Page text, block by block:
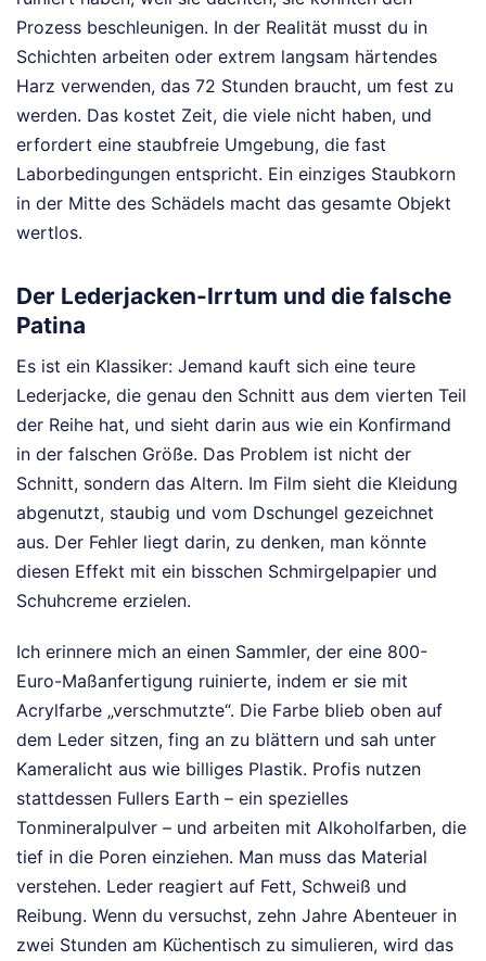
Prozess beschleunigen. In der Realität musst du in
Schichten arbeiten oder extrem langsam härtendes
Harz verwenden, das 72 Stunden braucht, um fest zu
werden. Das kostet Zeit, die viele nicht haben, und
erfordert eine staubfreie Umgebung, die fast
Laborbedingungen entspricht. Ein einziges Staubkorn
in der Mitte des Schädels macht das gesamte Objekt
wertlos.
Der Lederjacken-Irrtum und die falsche
Patina
Es ist ein Klassiker: Jemand kauft sich eine teure
Lederjacke, die genau den Schnitt aus dem vierten Teil
der Reihe hat, und sieht darin aus wie ein Konfirmand
in der falschen Größe. Das Problem ist nicht der
Schnitt, sondern das Altern. Im Film sieht die Kleidung
abgenutzt, staubig und vom Dschungel gezeichnet
aus. Der Fehler liegt darin, zu denken, man könnte
diesen Effekt mit ein bisschen Schmirgelpapier und
Schuhcreme erzielen.
Ich erinnere mich an einen Sammler, der eine 800-
Euro-Maßanfertigung ruinierte, indem er sie mit
Acrylfarbe „verschmutzte“. Die Farbe blieb oben auf
dem Leder sitzen, fing an zu blättern und sah unter
Kameralicht aus wie billiges Plastik. Profis nutzen
stattdessen Fullers Earth – ein spezielles
Tonmineralpulver – und arbeiten mit Alkoholfarben, die
tief in die Poren einziehen. Man muss das Material
verstehen. Leder reagiert auf Fett, Schweiß und
Reibung. Wenn du versuchst, zehn Jahre Abenteuer in
zwei Stunden am Küchentisch zu simulieren, wird das